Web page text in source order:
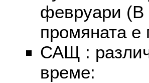
февруари (В
промяната е
САЩ :
време: